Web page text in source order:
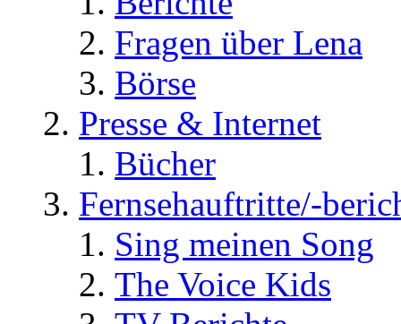
Fragen über Lena
Börse
Presse & Internet
Bücher
Fernsehauftritte/-
Sing meinen Song
The Voice Kids